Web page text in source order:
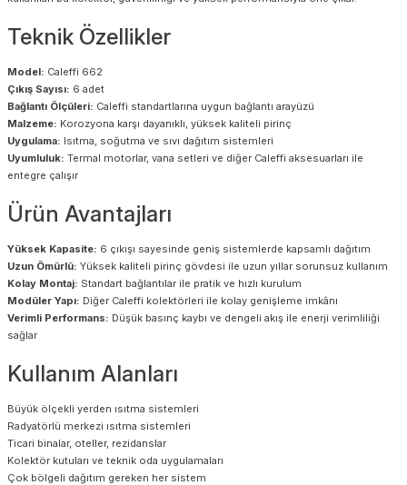
Teknik Özellikler
Model: Caleffi 662
Çıkış Sayısı: 6 adet
Bağlantı Ölçüleri: Caleffi standartlarına uygun bağlantı arayüzü
Malzeme: Korozyona karşı dayanıklı, yüksek kaliteli pirinç
Uygulama: Isıtma, soğutma ve sıvı dağıtım sistemleri
Uyumluluk: Termal motorlar, vana setleri ve diğer Caleffi aksesuarları ile
entegre çalışır
Ürün Avantajları
Yüksek Kapasite: 6 çıkışı sayesinde geniş sistemlerde kapsamlı dağıtım
Uzun Ömürlü: Yüksek kaliteli pirinç gövdesi ile uzun yıllar sorunsuz kullanım
Kolay Montaj: Standart bağlantılar ile pratik ve hızlı kurulum
Modüler Yapı: Diğer Caleffi kolektörleri ile kolay genişleme imkânı
Verimli Performans: Düşük basınç kaybı ve dengeli akış ile enerji verimliliği
sağlar
Kullanım Alanları
Büyük ölçekli yerden ısıtma sistemleri
Radyatörlü merkezi ısıtma sistemleri
Ticari binalar, oteller, rezidanslar
Kolektör kutuları ve teknik oda uygulamaları
Çok bölgeli dağıtım gereken her sistem